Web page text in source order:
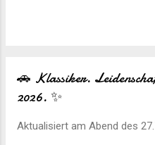
Ausflug mit
🚗 Klassiker.
2026. ✨
Aktualisiert am Abend des